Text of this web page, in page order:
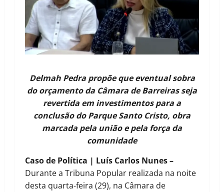
Delmah Pedra propõe que eventual sobra
do orçamento da Câmara de Barreiras seja
revertida em investimentos para a
conclusão do Parque Santo Cristo, obra
marcada pela união e pela força da
comunidade
Caso de Política | Luís Carlos Nunes –
Durante a Tribuna Popular realizada na noite
desta quarta-feira (29), na Câmara de